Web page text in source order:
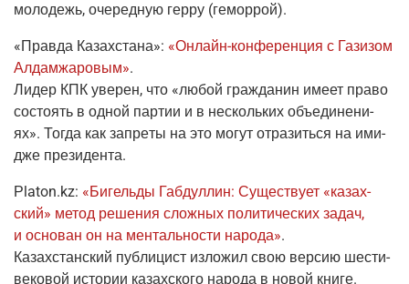
моло­дежь, оче­ред­ную гер­ру (гемор­рой).
«Прав­да Казах­ста­на»: «Онлайн-кон­фе­рен­ция с Гази­зом
Алдам­жа­ро­вым».
Лидер КПК уве­рен, что «любой граж­да­нин име­ет пра­во
состо­ять в одной пар­тии и в несколь­ких объ­еди­не­ни­
ях». Тогда как запре­ты на это могут отра­зить­ся на ими­
дже президента.
Рlaton.kz: «Бигель­ды Габ­дул­лин: Суще­ству­ет «казах­
ский» метод реше­ния слож­ных поли­ти­че­ских задач,
и осно­ван он на мен­таль­но­сти наро­да».
Казах­стан­ский пуб­ли­цист изло­жил свою вер­сию шести­
ве­ко­вой исто­рии казах­ско­го наро­да в новой книге.